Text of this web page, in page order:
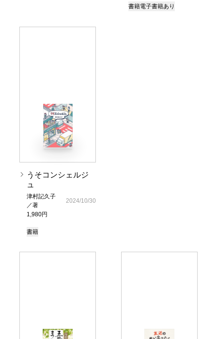
書籍電子書籍あり
うそコンシェルジ
ュ
津村記久子
／著
1,980円
2024/10/30
書籍